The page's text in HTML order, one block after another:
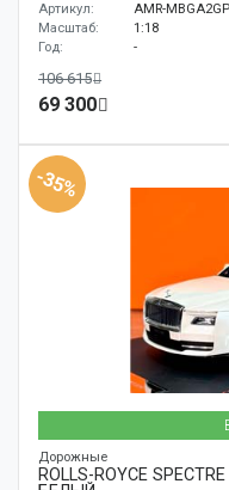
Артикул:
AMR-MBGA2GP
Масштаб:
1:18
Год:
-
106 615
69 300
-35%
Дорожные
ROLLS-ROYCE